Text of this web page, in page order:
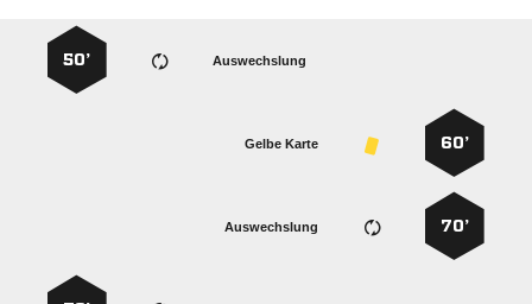
Auswechslung
50’
60’
Gelbe Karte
70’
Auswechslung